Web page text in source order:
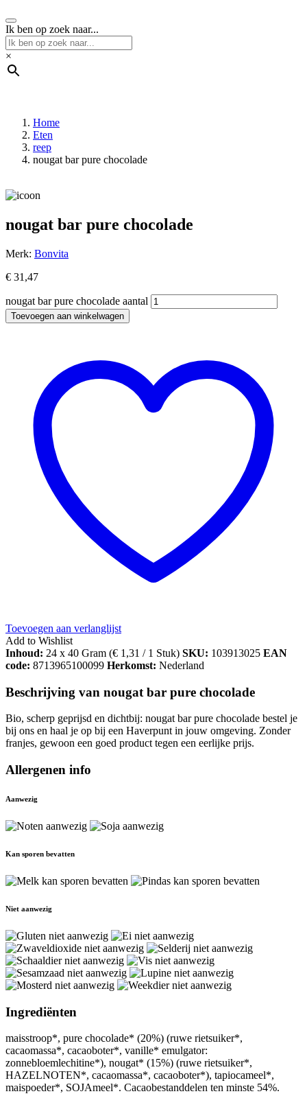
Ik ben op zoek naar...
×
Home
Eten
reep
nougat bar pure chocolade
nougat bar pure chocolade
Merk: Bonvita
€ 31,47
nougat bar pure chocolade aantal
Toevoegen aan winkelwagen
Toevoegen aan verlanglijst
Add to Wishlist
Inhoud: 24 x 40 Gram (€ 1,31 / 1 Stuk) SKU: 103913025 EAN
code: 8713965100099 Herkomst: Nederland
Beschrijving van nougat bar pure chocolade
Bio, scherp geprijsd en dichtbij: nougat bar pure chocolade bestel je
bij ons en haal je op bij een Haverpunt in jouw omgeving. Zonder
franjes, gewoon een goed product tegen een eerlijke prijs.
Allergenen info
Aanwezig
Kan sporen bevatten
Niet aanwezig
Ingrediënten
maisstroop*, pure chocolade* (20%) (ruwe rietsuiker*,
cacaomassa*, cacaoboter*, vanille* emulgator:
zonnebloemlechitine*), nougat* (15%) (ruwe rietsuiker*,
HAZELNOTEN*, cacaomassa*, cacaoboter*), tapiocameel*,
maispoeder*, SOJAmeel*. Cacaobestanddelen ten minste 54%.